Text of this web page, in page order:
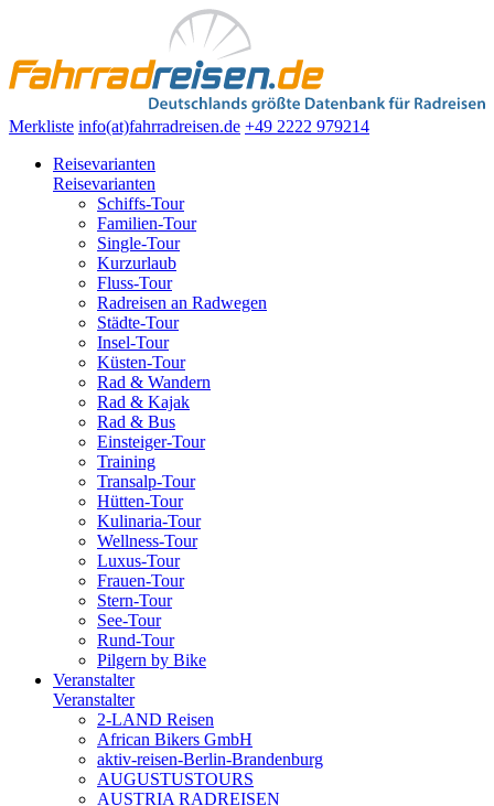
Merkliste info(at)fahrradreisen.de +49 2222 979214
Reisevarianten
Reisevarianten
Schiffs-Tour
Familien-Tour
Single-Tour
Kurzurlaub
Fluss-Tour
Radreisen an Radwegen
Städte-Tour
Insel-Tour
Küsten-Tour
Rad & Wandern
Rad & Kajak
Rad & Bus
Einsteiger-Tour
Training
Transalp-Tour
Hütten-Tour
Kulinaria-Tour
Wellness-Tour
Luxus-Tour
Frauen-Tour
Stern-Tour
See-Tour
Rund-Tour
Pilgern by Bike
Veranstalter
Veranstalter
2-LAND Reisen
African Bikers GmbH
aktiv-reisen-Berlin-Brandenburg
AUGUSTUSTOURS
AUSTRIA RADREISEN